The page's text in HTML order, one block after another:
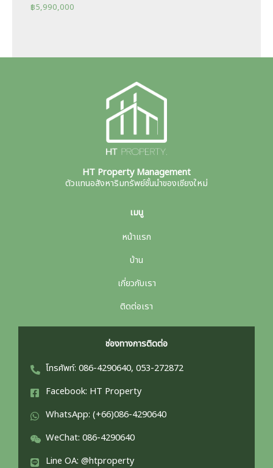
฿5,990,000
HT Property Management
ตัวแทนอสังหาริมทรัพย์ชั้นนำของเชียงใหม่
เมนู
หน้าแรก
บ้าน
เกี่ยวกับเรา
ติดต่อเรา
ช่องทางการติดต่อ
โทรศัพท์: 086-4290640, 053-272872
Facebook: HT Property
WhatsApp: (+66)086-4290640
WeChat: 086-4290640
Line OA: @htproperty